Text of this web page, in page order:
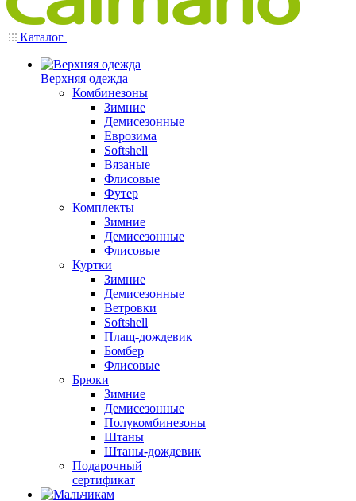
Каталог
Верхняя одежда
Комбинезоны
Зимние
Демисезонные
Еврозима
Softshell
Вязаные
Флисовые
Футер
Комплекты
Зимние
Демисезонные
Флисовые
Куртки
Зимние
Демисезонные
Ветровки
Softshell
Плащ-дождевик
Бомбер
Флисовые
Брюки
Зимние
Демисезонные
Полукомбинезоны
Штаны
Штаны-дождевик
Подарочный
сертификат